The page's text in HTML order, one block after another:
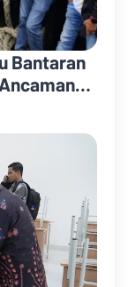
Bantaran